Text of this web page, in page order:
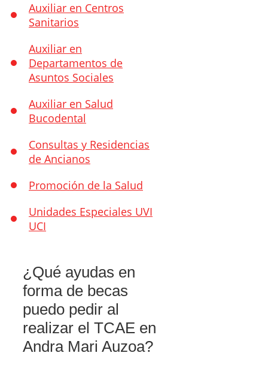
Auxiliar en Centros
Sanitarios
Auxiliar en
Departamentos de
Asuntos Sociales
Auxiliar en Salud
Bucodental
Consultas y Residencias
de Ancianos
Promoción de la Salud
Unidades Especiales UVI
UCI
¿Qué ayudas en
forma de becas
puedo pedir al
realizar el TCAE en
Andra Mari Auzoa?